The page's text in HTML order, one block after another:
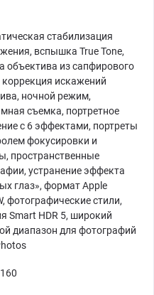
стабилизация
вспышка True Tone,
объектива из сапфирового
коррекция искажений
ночной режим,
съемка, портретное
с 6 эффектами, портреты
фокусировки и
пространственные
устранение эффекта
глаз», формат Apple
фотографические стили,
Smart HDR 5, широкий
диапазон для фотографий